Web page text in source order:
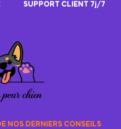
SUPPORT CLIENT 7j/7
NOS DERNIERS CONSEILS